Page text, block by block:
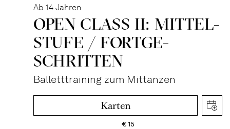
Ab 14 Jahren
OPEN CLASS II: MITTEL­
STUFE / FORT­GE­
SCHRITTEN
Balletttraining zum Mittanzen
Karten
€15